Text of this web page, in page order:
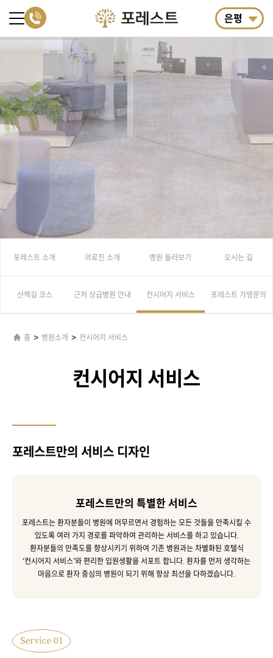
은평
포레스트 소개 의료진 소개 병원 둘러보기 오시는 길
산책길 코스 근처 상급병원 안내 컨시어지 서비스 포레스트 가맹문의
홈 > 병원소개 > 컨시어지 서비스
컨시어지 서비스
포레스트만의 서비스 디자인
포레스트만의 특별한 서비스
포레스트는 환자분들이 병원에 머무르면서 경험하는 모든 것들을 만족시킬 수
있도록 여러 가지 경로를 파악하여 관리하는 서비스를 하고 있습니다.
환자분들의 만족도를 향상시키기 위하여 기존 병원과는 차별화된 호텔식
‘컨시어지 서비스’와 편리한 입원생활을 서포트 합니다. 환자를 먼저 생각하는
마음으로 환자 중심의 병원이 되기 위해 항상 최선을 다하겠습니다.